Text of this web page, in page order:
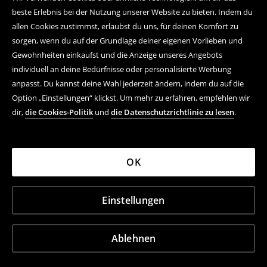
beste Erlebnis bei der Nutzung unserer Website zu bieten. Indem du
allen Cookies zustimmst, erlaubst du uns, für deinen Komfort zu
sorgen, wenn du auf der Grundlage deiner eigenen Vorlieben und
Gewohnheiten einkaufst und die Anzeige unseres Angebots
individuell an deine Bedürfnisse oder personalisierte Werbung
anpasst. Du kannst deine Wahl jederzeit ändern, indem du auf die
Option „Einstellungen“ klickst. Um mehr zu erfahren, empfehlen wir
dir,die Cookies-Politik und die Datenschutzrichtlinie zu lesen.
Ablehnen
Einstellungen
OK
Folge uns auf:
Hilfe und Kontakt
Einkaufsvorgang
LPP Deutschland GmbH, Holländischer Brook 1, 20457
Hamburg